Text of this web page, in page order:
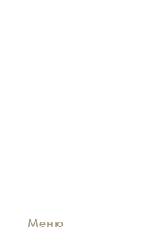
Меню